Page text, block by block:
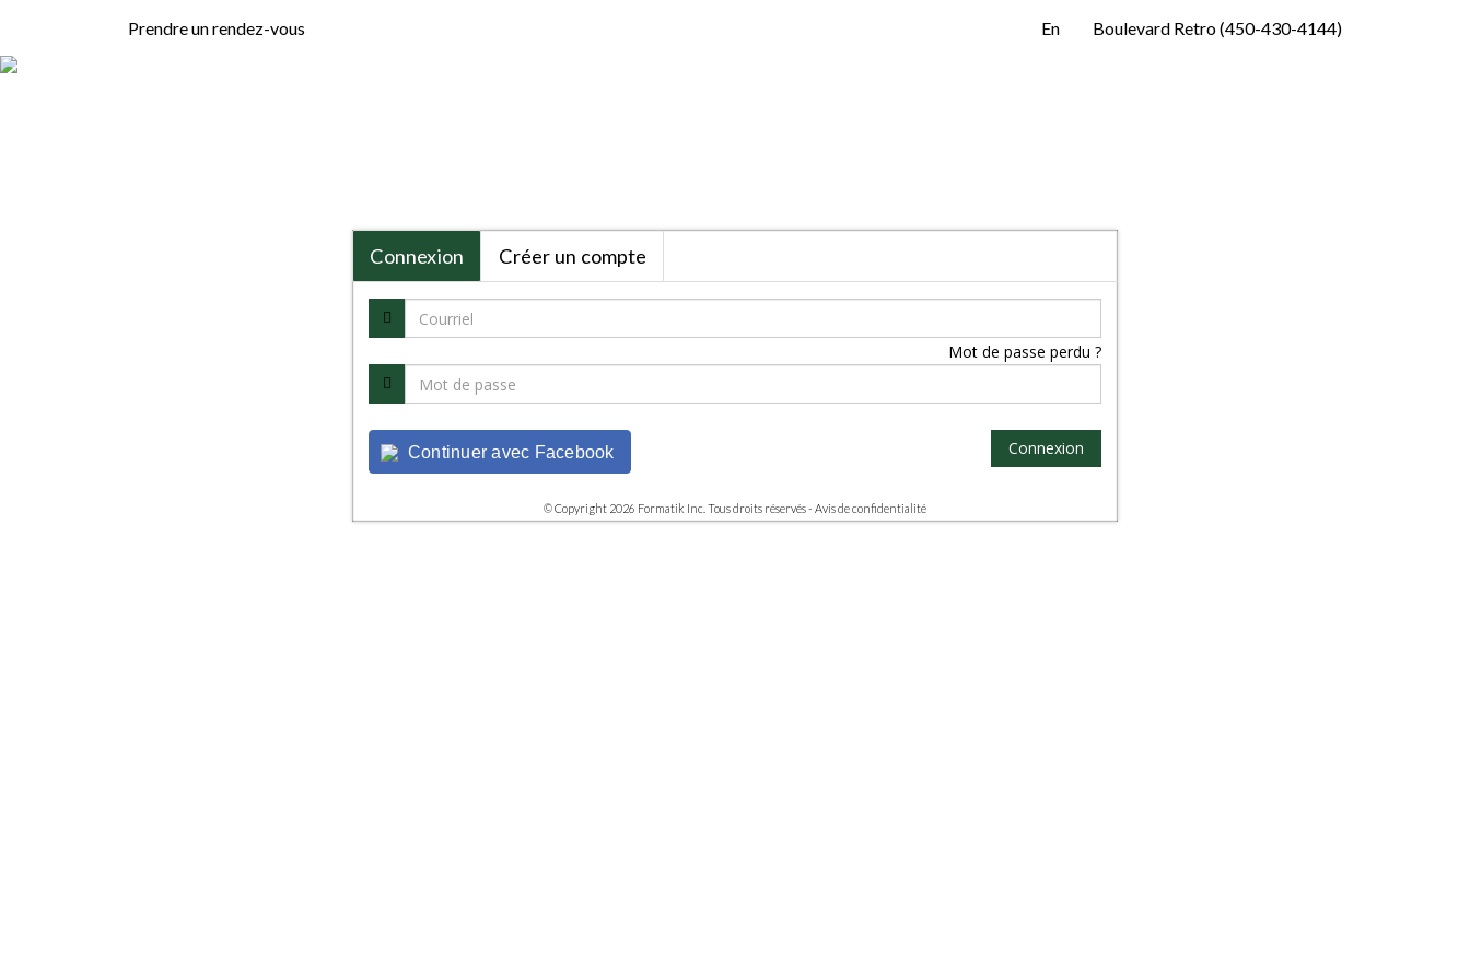
Prendre un rendez-vous Boulevard Retro (450-430-4144)
En
Connexion Créer un compte
Mot de passe perdu ?
Connexion
Continuer avec Facebook
© Copyright 2026 Formatik Inc. Tous droits réservés - Avis de confidentialité